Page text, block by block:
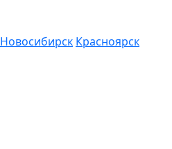
Новосибирск Красноярск